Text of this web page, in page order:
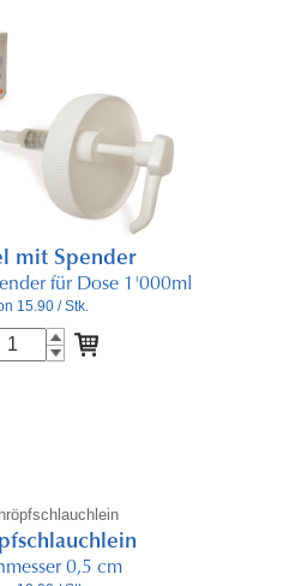
mit Spender
für Dose 1'000ml
15.90/ Stk.
0,5 cm